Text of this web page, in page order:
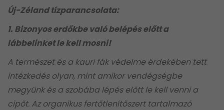
Új-Zéland tízparancsolata:
1. Bizonyos erdőkbe való belépés előtt a
lábbelinket le kell mosni!
A természet és a kauri fák védelme érdekében tett
intézkedés olyan, mint amikor vendégségbe
megyünk és a szobába lépés előtt le kell venni a
cipőt. Az organikus fertőtlenítőszert tartalmazó